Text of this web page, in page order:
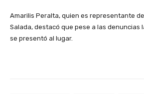
Amarilis Peralta, quien es representante
Salada, destacó que pese a las denuncias
se presentó al lugar.